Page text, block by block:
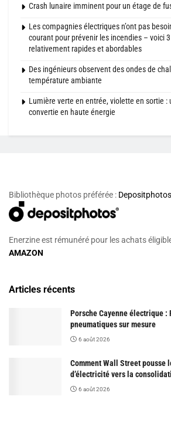
Crash lunaire imminent pour un étage de
Les compagnies électriques n’ont pas
courant pour prévenir les incendies – voici
relativement rapides et abordables
Des ingénieurs observent des ondes de
température ambiante
Lumière verte en entrée, violette en sortie :
convertie en haute énergie
Bibliothèque photos préférée :
Enerzine est rémunéré pour les achats
AMAZON
Articles récents
Porsche Cayenne électrique
pneumatiques sur mesure
6 août 2026
Comment Wall Street pousse
d’électricité vers la
6 août 2026